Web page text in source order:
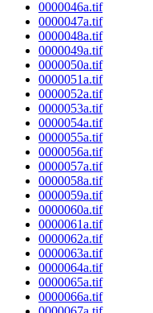
0000046a.tif
0000047a.tif
0000048a.tif
0000049a.tif
0000050a.tif
0000051a.tif
0000052a.tif
0000053a.tif
0000054a.tif
0000055a.tif
0000056a.tif
0000057a.tif
0000058a.tif
0000059a.tif
0000060a.tif
0000061a.tif
0000062a.tif
0000063a.tif
0000064a.tif
0000065a.tif
0000066a.tif